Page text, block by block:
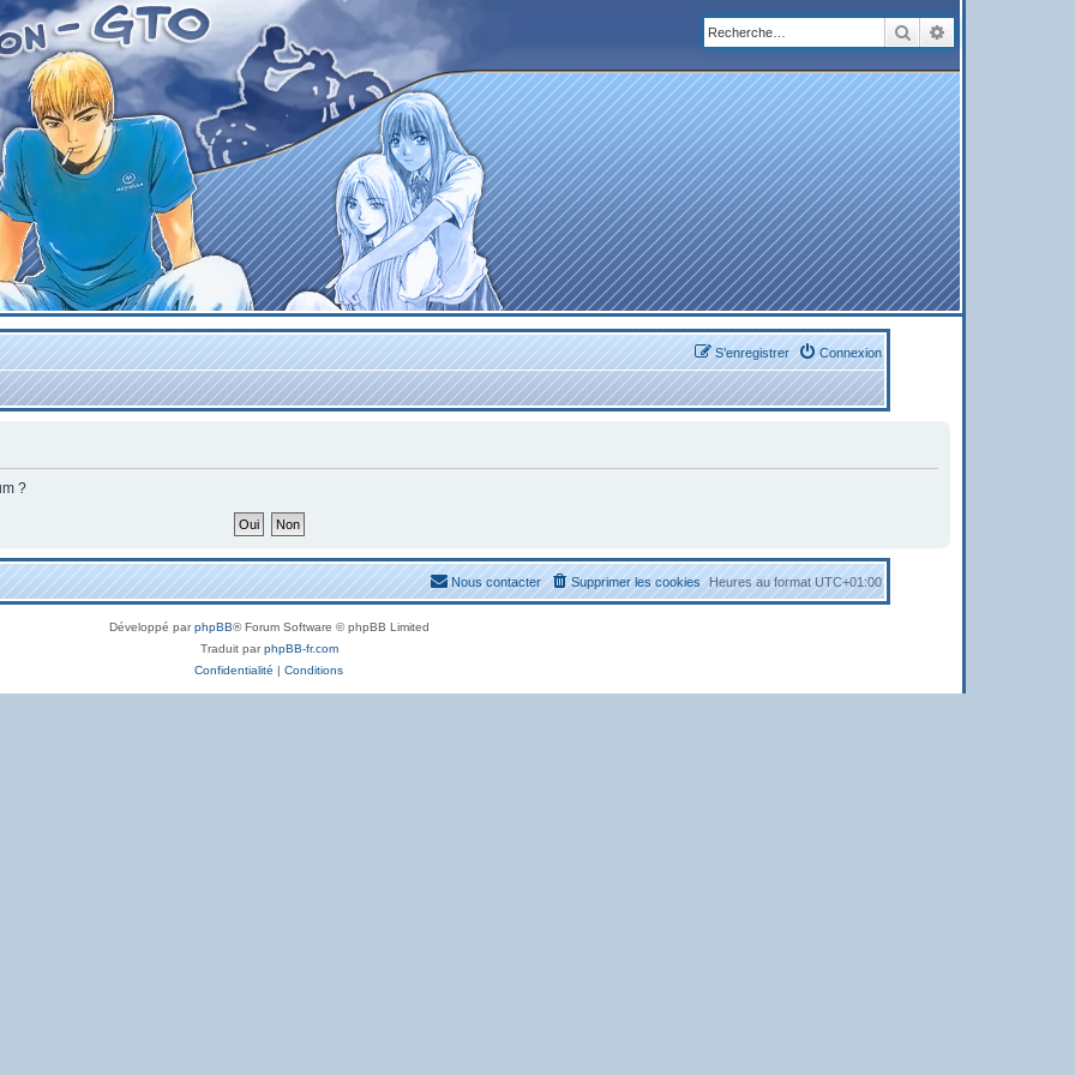
Rechercher
Connexion
S’enregistrer
?
Heures au formatUTC+01:00
Supprimer les cookies
Nous contacter
Développé parphpBB® Forum Software © phpBB Limited
Traduit parphpBB-fr.com
Confidentialité | Conditions